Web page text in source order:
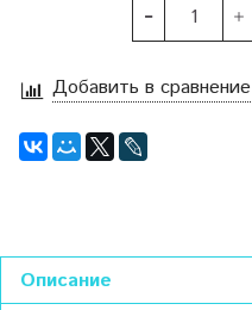
Добавить в сравнение
Описание